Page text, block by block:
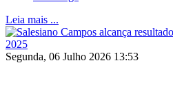
Leia mais ...
Segunda, 06 Julho 2026 13:53